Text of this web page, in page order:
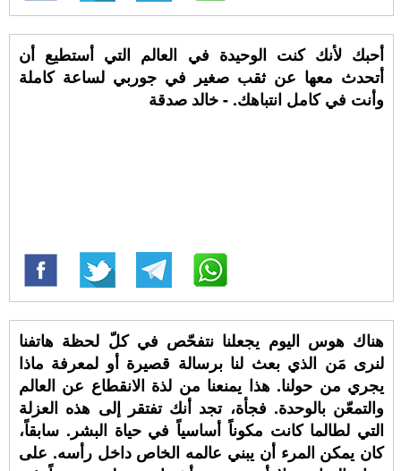
أحبك لأنك كنت الوحيدة في العالم التي أستطيع أن
أتحدث معها عن ثقب صغير في جوربي لساعة كاملة
وأنت في كامل انتباهك. - خالد صدقة
هناك هوس اليوم يجعلنا نتفحّص في كلّ لحظة هاتفنا
لنرى مَن الذي بعث لنا برسالة قصيرة أو لمعرفة ماذا
يجري من حولنا. هذا يمنعنا من لذة الانقطاع عن العالم
والتمعّن بالوحدة. فجأة، تجد أنك تفتقر إلى هذه العزلة
التي لطالما كانت مكوناً أساسياً في حياة البشر. سابقاً،
كان يمكن المرء أن يبني عالمه الخاص داخل رأسه. على